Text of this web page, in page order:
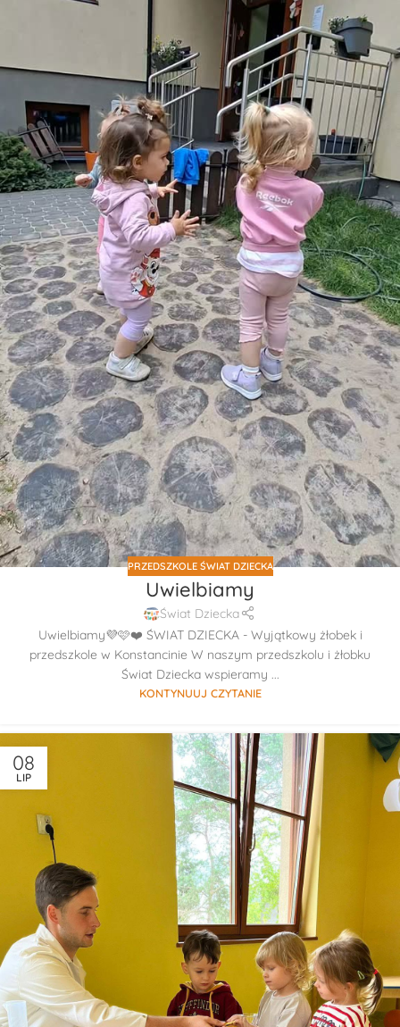
PRZEDSZKOLE ŚWIAT DZIECKA
Uwielbiamy
Świat Dziecka
Uwielbiamy💜🩷❤️ ŚWIAT DZIECKA - Wyjątkowy żłobek i
przedszkole w Konstancinie W naszym przedszkolu i żłobku
Świat Dziecka wspieramy ...
KONTYNUUJ CZYTANIE
08
LIP